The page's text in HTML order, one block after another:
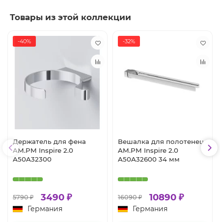
Товары из этой коллекции
-40%
Держатель для фена
AM.PM Inspire 2.0
A50A32300
5790 ₽ 3490 ₽
Германия
-32%
Вешалка для полотенец
AM.PM Inspire 2.0
A50A32600 34 мм
16090 ₽ 10890 ₽
Германия